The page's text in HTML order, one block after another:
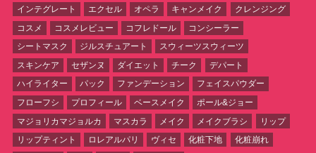
インテグレート
エクセル オペラ キャンメイク
クレンジング
コスメ
コスメレビュー コフレドール
コンシーラー
シートマスク
ジルスチュアート
スウィーツスウィーツ
スキンケア
セザンヌ ダイエット チーク
デパート
ハイライター
パック ファンデーション
フェイスパウダー
フローフシ
プロフィール ベースメイク
ポール&ジョー
マジョリカマジョルカ
マスカラ メイク メイクブラシ
リップ
リップティント
ロレアルパリ ヴィセ 化粧下地
化粧崩れ